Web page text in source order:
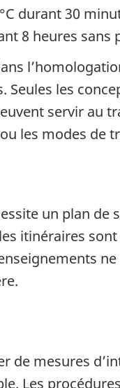
durant 30
8 heures
les
servir au
les modes de
un plan
itinéraires
mesures
Les